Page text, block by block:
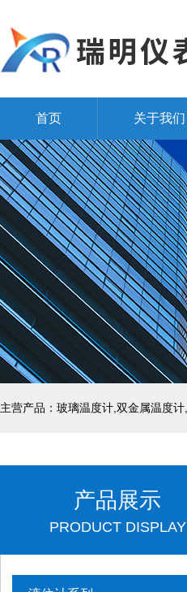
首页 关于我们
产品展示
PRODUCT DISPLAY